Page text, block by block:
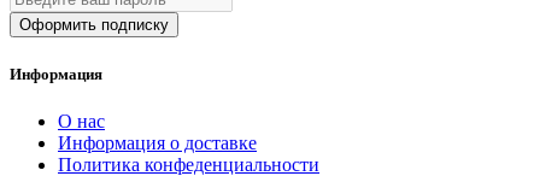
Оформить подписку
Информация
О нас
Информация о доставке
Политика конфеденциальности